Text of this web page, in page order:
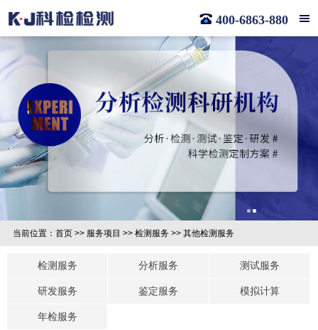
400-6863-880
当前位置： 首页>> 服务项目 >> 检测服务>> 其他检测服务
检测服务 分析服务 测试服务
研发服务 鉴定服务 模拟计算
年检服务